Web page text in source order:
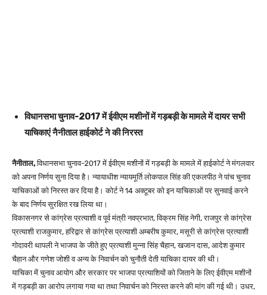
विधानसभा चुनाव-2017 में ईवीएम मशीनों में गड़बड़ी के मामले में दायर सभी
याचिकाएं नैनीताल हाईकोर्ट ने की निरस्त
नैनीताल,विधानसभा चुनाव-2017 में ईवीएम मशीनों में गड़बड़ी के मामले में हाईकोर्ट ने मंगलवार
को अपना निर्णय सुना दिया है। न्यायाधीश न्यायमूर्ति लोकपाल सिंह की एकलपीठ ने पांच चुनाव
याचिकाओं को निरस्त कर दिया है। कोर्ट ने 14 अक्टूबर को इन याचिकाओं पर सुनवाई करने
के बाद निर्णय सुरक्षित रख लिया था।
विकासनगर से कांग्रेस प्रत्याशी व पूर्व मंत्री नवप्रभात, विक्रम सिंह नेगी, राजपुर से कांग्रेस
प्रत्याशी राजकुमार, हरिद्वार से कांग्रेस प्रत्याशी अम्बरीष कुमार, मसूरी से कांग्रेस प्रत्याशी
गोदावरी थापली ने भाजपा के जीते हुए प्रत्याशी मुन्ना सिंह चैहान, खजान दास, आदेश कुमार
चैहान और गणेश जोशी व अन्य के निवार्चन को चुनौती देती याचिका दायर की थी।
याचिका में चुनाव आयोग और सरकार पर भाजपा प्रत्याशियों को जिताने के लिए ईवीएम मशीनों
में गड़बड़ी का आरोप लगाया गया था तथा निवार्चन को निरस्त करने की मांग की गई थी। उधर,